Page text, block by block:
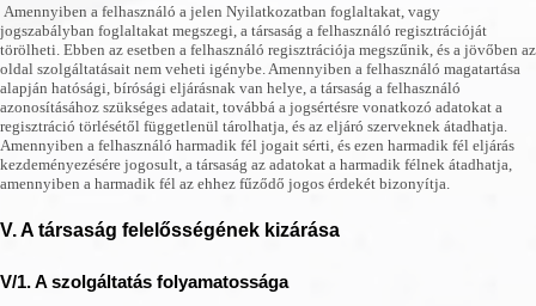
Amennyiben a felhasználó a jelen Nyilatkozatban foglaltakat, vagy
jogszabályban foglaltakat megszegi, a társaság a felhasználó regisztrációját
törölheti. Ebben az esetben a felhasználó regisztrációja megszűnik, és a jövőben az
oldal szolgáltatásait nem veheti igénybe. Amennyiben a felhasználó magatartása
alapján hatósági, bírósági eljárásnak van helye, a társaság a felhasználó
azonosításához szükséges adatait, továbbá a jogsértésre vonatkozó adatokat a
regisztráció törlésétől függetlenül tárolhatja, és az eljáró szerveknek átadhatja.
Amennyiben a felhasználó harmadik fél jogait sérti, és ezen harmadik fél eljárás
kezdeményezésére jogosult, a társaság az adatokat a harmadik félnek átadhatja,
amennyiben a harmadik fél az ehhez fűződő jogos érdekét bizonyítja.
V. A társaság felelősségének kizárása
V/1. A szolgáltatás folyamatossága